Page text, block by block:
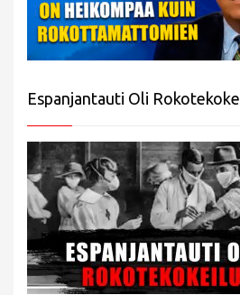
Espanjantauti Oli